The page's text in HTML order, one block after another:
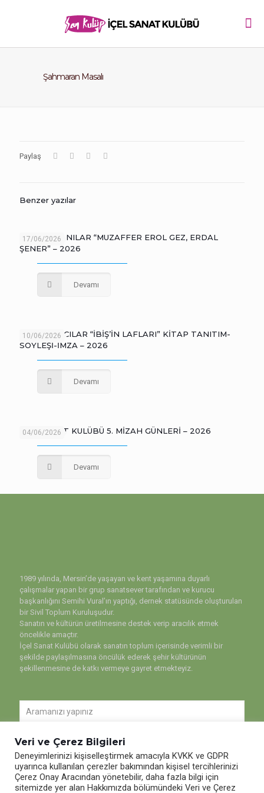
Şahmaran Masalı
Paylaş
Benzer yazılar
17/06/2026
ANMA VE ANILAR “MUZAFFER EROL GEZ, ERDAL
ŞENER” – 2026
Devamı
10/06/2026
CEMİL BALCILAR “İBİŞ’İN LAFLARI” KİTAP TANITIM-
SÖYLEŞİ-İMZA – 2026
Devamı
04/06/2026
İÇEL SANAT KULÜBÜ 5. MİZAH GÜNLERİ – 2026
Devamı
1989 yılında, Mersin’de yaşayan ve kent yaşamına duyarlı
çalışmalar yapan bir grup sanatsever tarafından ve kurucu
başkanlığını Semihi Vural’ın yaptığı, dernek statüsünde oluşturulan
bir Sivil Toplum Kuruluşudur.
Sanatın ve kültürün üretilmesine destek verip aracılık etmek
öncelikle amaçtır.
İçel Sanat Kulübü olarak sanatın toplum içerisinde verimli bir
şekilde paylaşılmasına öncülük ederek şehir kültürünün
şekillenmesine de katkı vermeye gayret etmekteyiz.
Veri ve Çerez Bilgileri
Deneyimlerinizi kişiselleştirmek amacıyla KVKK ve GDPR
uyarınca kullanılan çerezler bakımından kişisel tercihlerinizi
Çerez Onay Aracından yönetebilir, daha fazla bilgi için
sitemizde yer alan Hakkımızda bölümündeki Veri ve Çerez